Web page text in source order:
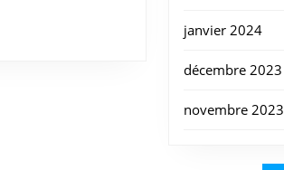
janvier 2024
décembre 2023
novembre 2023